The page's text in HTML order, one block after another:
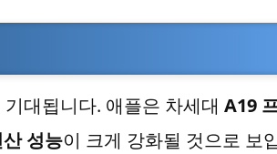
대됩니다. 애플은 차세대 A19
성능이 크게 강화될 것으로 보